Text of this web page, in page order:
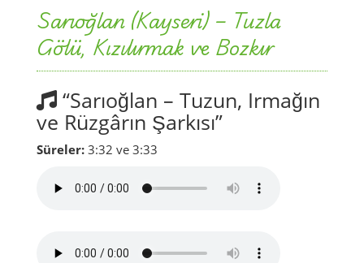
Sarıoğlan (Kayseri) – Tuzla
Gölü, Kızılırmak ve Bozkır
“Sarıoğlan – Tuzun, Irmağın
ve Rüzgârın Şarkısı”
Süreler: 3:32 ve 3:33